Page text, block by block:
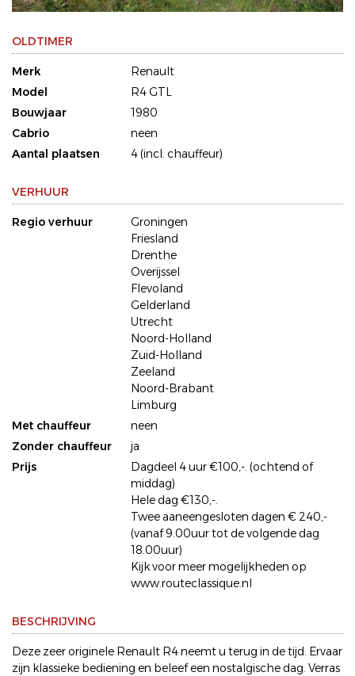
OLDTIMER
Merk
Renault
Model
R4 GTL
Bouwjaar
1980
Cabrio
neen
Aantal plaatsen
4 (incl. chauffeur)
VERHUUR
Regio verhuur
Groningen
Friesland
Drenthe
Overijssel
Flevoland
Gelderland
Utrecht
Noord-Holland
Zuid-Holland
Zeeland
Noord-Brabant
Limburg
Met chauffeur
neen
Zonder chauffeur
ja
Prijs
Dagdeel 4 uur €100,-. (ochtend of
middag)
Hele dag €130,-.
Twee aaneengesloten dagen € 240,-
(vanaf 9.00uur tot de volgende dag
18.00uur)
Kijk voor meer mogelijkheden op
www.routeclassique.nl
BESCHRIJVING
Deze zeer originele Renault R4 neemt u terug in de tijd. Ervaar
zijn klassieke bediening en beleef een nostalgische dag. Verras